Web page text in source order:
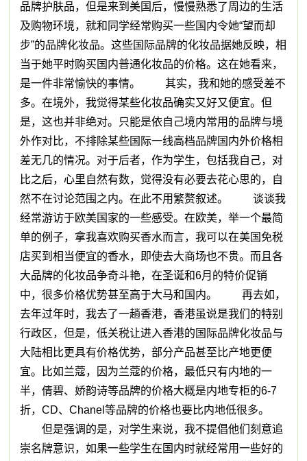
品牌护肤品，但是来到美国后，慢慢熟悉了周边的生活
及购物环境，就和同学经常购买一些国内令她“望而却
步”的品牌化妆品。这些国际品牌的化妆品据她反映，相
当于她平时购买国内普通化妆品的价格。这在她看来，
是一件非常愉快的事情。 其实，我和她的感受差不
多。在境外，我觉得某些化妆品确实又好又便宜。但
是，这也并非绝对。只能是依自己境内常用的品牌与境
外作对比，不排除某些国际一线高档品牌国内外价格相
差无几的情况。对于后者，作为学生，包括我自己，对
比之后，心里自然有数，觉得没有必要去花心思的，自
然不在讨论范围之内。在此不用繁赘叙述。 谈谈我
经常游访于欧美国家的一些感受。在欧美，举一个最简
单的例子，拿我喜欢购买香水而言，我可以在美国免税
店买到相当便宜的香水，即使去大商场也不贵。而且各
大品牌的化妆品争奇斗艳，在圣诞和6月的特价促销
中，很多价格优势甚至高于大马和国内。 再去如，
去年过年时，我去了一趟香港，香港虽说是我们的特别
行政区，但是，低关税让进入香港的国际品牌化妆品与
大陆相比更具有价格优势，部分产品甚至比产地更便
宜。比如兰蔻，因为兰蔻的价格，最低只有内地的一
半，倩碧、娇韵诗等品牌的价格大概是内地专柜的6-7
折，CD、Chanel等品牌的价格也要比内地低很多。
但是强调的是，对学生来说，我不提倡他们刻意追
崇名牌意识，如果一些学生在国内时就经常用一些好的